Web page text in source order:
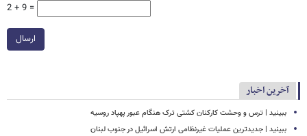
2 + 9 =
ارسال
آخرین اخبار
ببینید | ترس و وحشت کارکنان کشتی ترک هنگام عبور پهپاد روسیه
ببینید | جدیدترین عملیات غیرنظامی ارتش اسرائیل در جنوب لبنان